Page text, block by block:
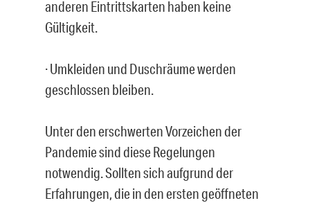
anderen Eintrittskarten haben keine
Gültigkeit.
· Umkleiden und Duschräume werden
geschlossen bleiben.
Unter den erschwerten Vorzeichen der
Pandemie sind diese Regelungen
notwendig. Sollten sich aufgrund der
Erfahrungen, die in den ersten geöffneten